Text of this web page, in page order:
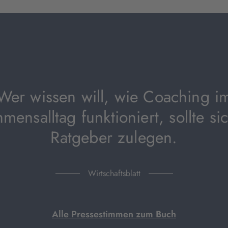
geöffnet)
wissen will, wie Coaching
funktioniert, sollte
Ratgeber zulegen.
Wirtschaftsblatt
Alle Pressestimmen zum Buch